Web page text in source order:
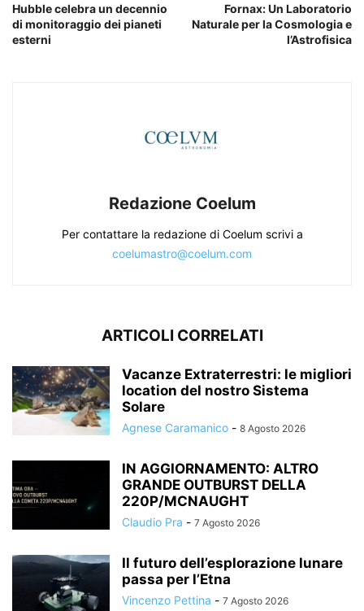
Hubble celebra un decennio
di monitoraggio dei pianeti
esterni
Fornax: Un Laboratorio
Naturale per la Cosmologia e
l’Astrofisica
Redazione Coelum
Per contattare la redazione di Coelum scrivi a
coelumastro@coelum.com
ARTICOLI CORRELATI
Vacanze Extraterrestri: le migliori
location del nostro Sistema
Solare
Agnese Caramanico - 8 Agosto 2026
IN AGGIORNAMENTO: ALTRO
GRANDE OUTBURST DELLA
220P/MCNAUGHT
Claudio Pra - 7 Agosto 2026
Il futuro dell’esplorazione lunare
passa per l’Etna
Vincenzo Pettina - 7 Agosto 2026